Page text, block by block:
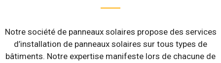
Notre société de panneaux solaires propose des services
d’installation de panneaux solaires sur tous types de
bâtiments. Notre expertise manifeste lors de chacune de